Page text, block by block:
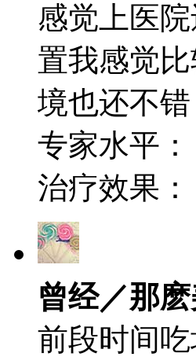
感觉上医
置我感觉
境也还不
专家水平：
治疗效果：
曾经／那
前段时间